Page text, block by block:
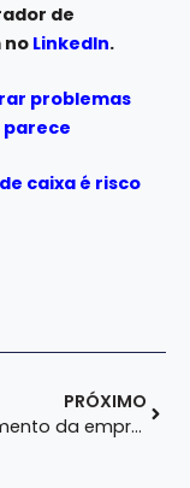
de
no LinkedIn.
problemas
parece
caixa é risco
PRÓXIMO
O crescimento da empresa está fortalecendo o patrimônio da família?